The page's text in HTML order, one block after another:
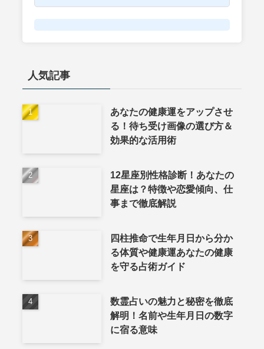
人気記事
あなたの健康運をアップさせ
る！待ち受け画像の選び方＆
効果的な活用術
12星座別性格診断！あなたの
星座は？特徴や恋愛傾向、仕
事まで徹底解説
四柱推命で生年月日から分か
る体質や健康運あなたの健康
を守る占術ガイド
数霊占いの魅力と秘密を徹底
解明！名前や生年月日の数字
に宿る意味